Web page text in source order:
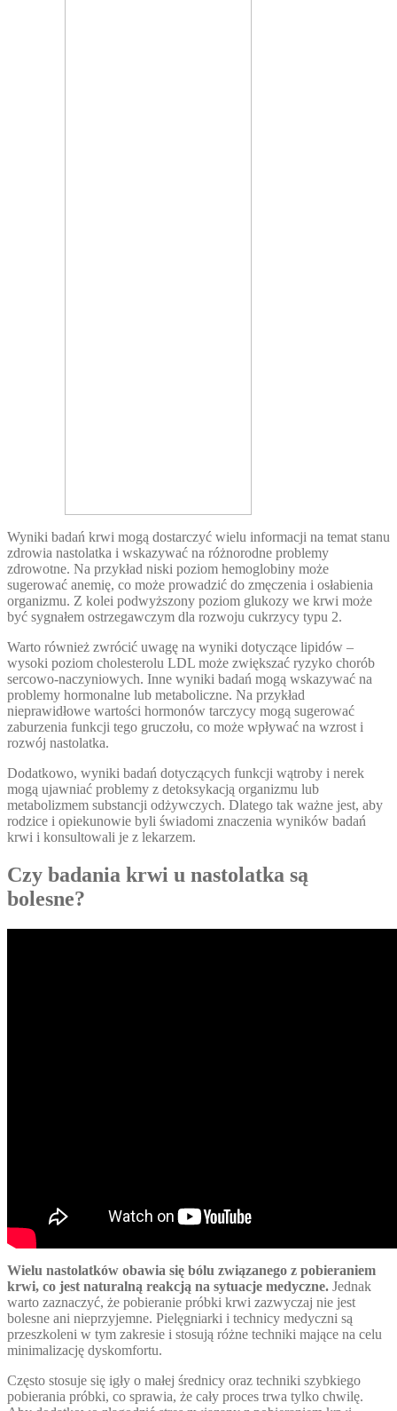
Wyniki badań krwi mogą dostarczyć wielu informacji na temat stanu
zdrowia nastolatka i wskazywać na różnorodne problemy
zdrowotne. Na przykład niski poziom hemoglobiny może
sugerować anemię, co może prowadzić do zmęczenia i osłabienia
organizmu. Z kolei podwyższony poziom glukozy we krwi może
być sygnałem ostrzegawczym dla rozwoju cukrzycy typu 2.
Warto również zwrócić uwagę na wyniki dotyczące lipidów –
wysoki poziom cholesterolu LDL może zwiększać ryzyko chorób
sercowo-naczyniowych. Inne wyniki badań mogą wskazywać na
problemy hormonalne lub metaboliczne. Na przykład
nieprawidłowe wartości hormonów tarczycy mogą sugerować
zaburzenia funkcji tego gruczołu, co może wpływać na wzrost i
rozwój nastolatka.
Dodatkowo, wyniki badań dotyczących funkcji wątroby i nerek
mogą ujawniać problemy z detoksykacją organizmu lub
metabolizmem substancji odżywczych. Dlatego tak ważne jest, aby
rodzice i opiekunowie byli świadomi znaczenia wyników badań
krwi i konsultowali je z lekarzem.
Czy badania krwi u nastolatka są
bolesne?
Wielu nastolatków obawia się bólu związanego z pobieraniem
krwi, co jest naturalną reakcją na sytuacje medyczne. Jednak
warto zaznaczyć, że pobieranie próbki krwi zazwyczaj nie jest
bolesne ani nieprzyjemne. Pielęgniarki i technicy medyczni są
przeszkoleni w tym zakresie i stosują różne techniki mające na celu
minimalizację dyskomfortu.
Często stosuje się igły o małej średnicy oraz techniki szybkiego
pobierania próbki, co sprawia, że cały proces trwa tylko chwilę.